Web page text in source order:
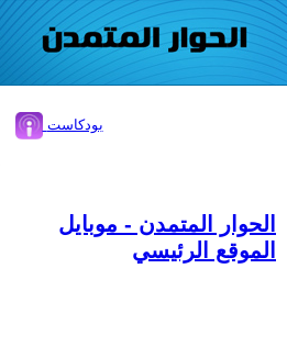
بودكاست
الحوار المتمدن - موبايل
الموقع الرئيسي